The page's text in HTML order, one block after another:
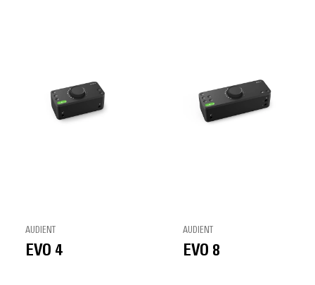
AUDIENT
EVO 4
AUDIENT
EVO 8